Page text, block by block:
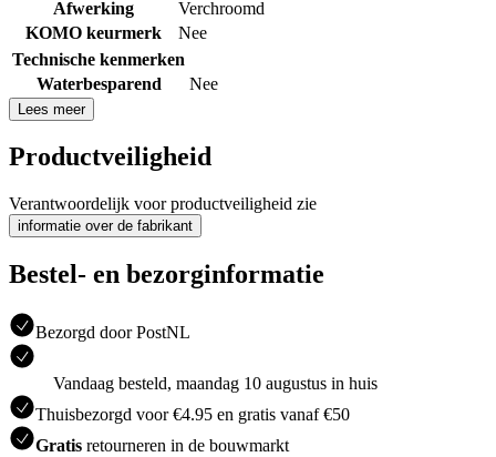
Afwerking
Verchroomd
KOMO keurmerk
Nee
Technische kenmerken
Waterbesparend
Nee
Lees meer
Productveiligheid
Verantwoordelijk voor productveiligheid zie
informatie over de fabrikant
Bestel- en bezorginformatie
Bezorgd door PostNL
Vandaag besteld, maandag 10 augustus in huis
Thuisbezorgd voor €4.95 en gratis vanaf €50
Gratis retourneren in de bouwmarkt